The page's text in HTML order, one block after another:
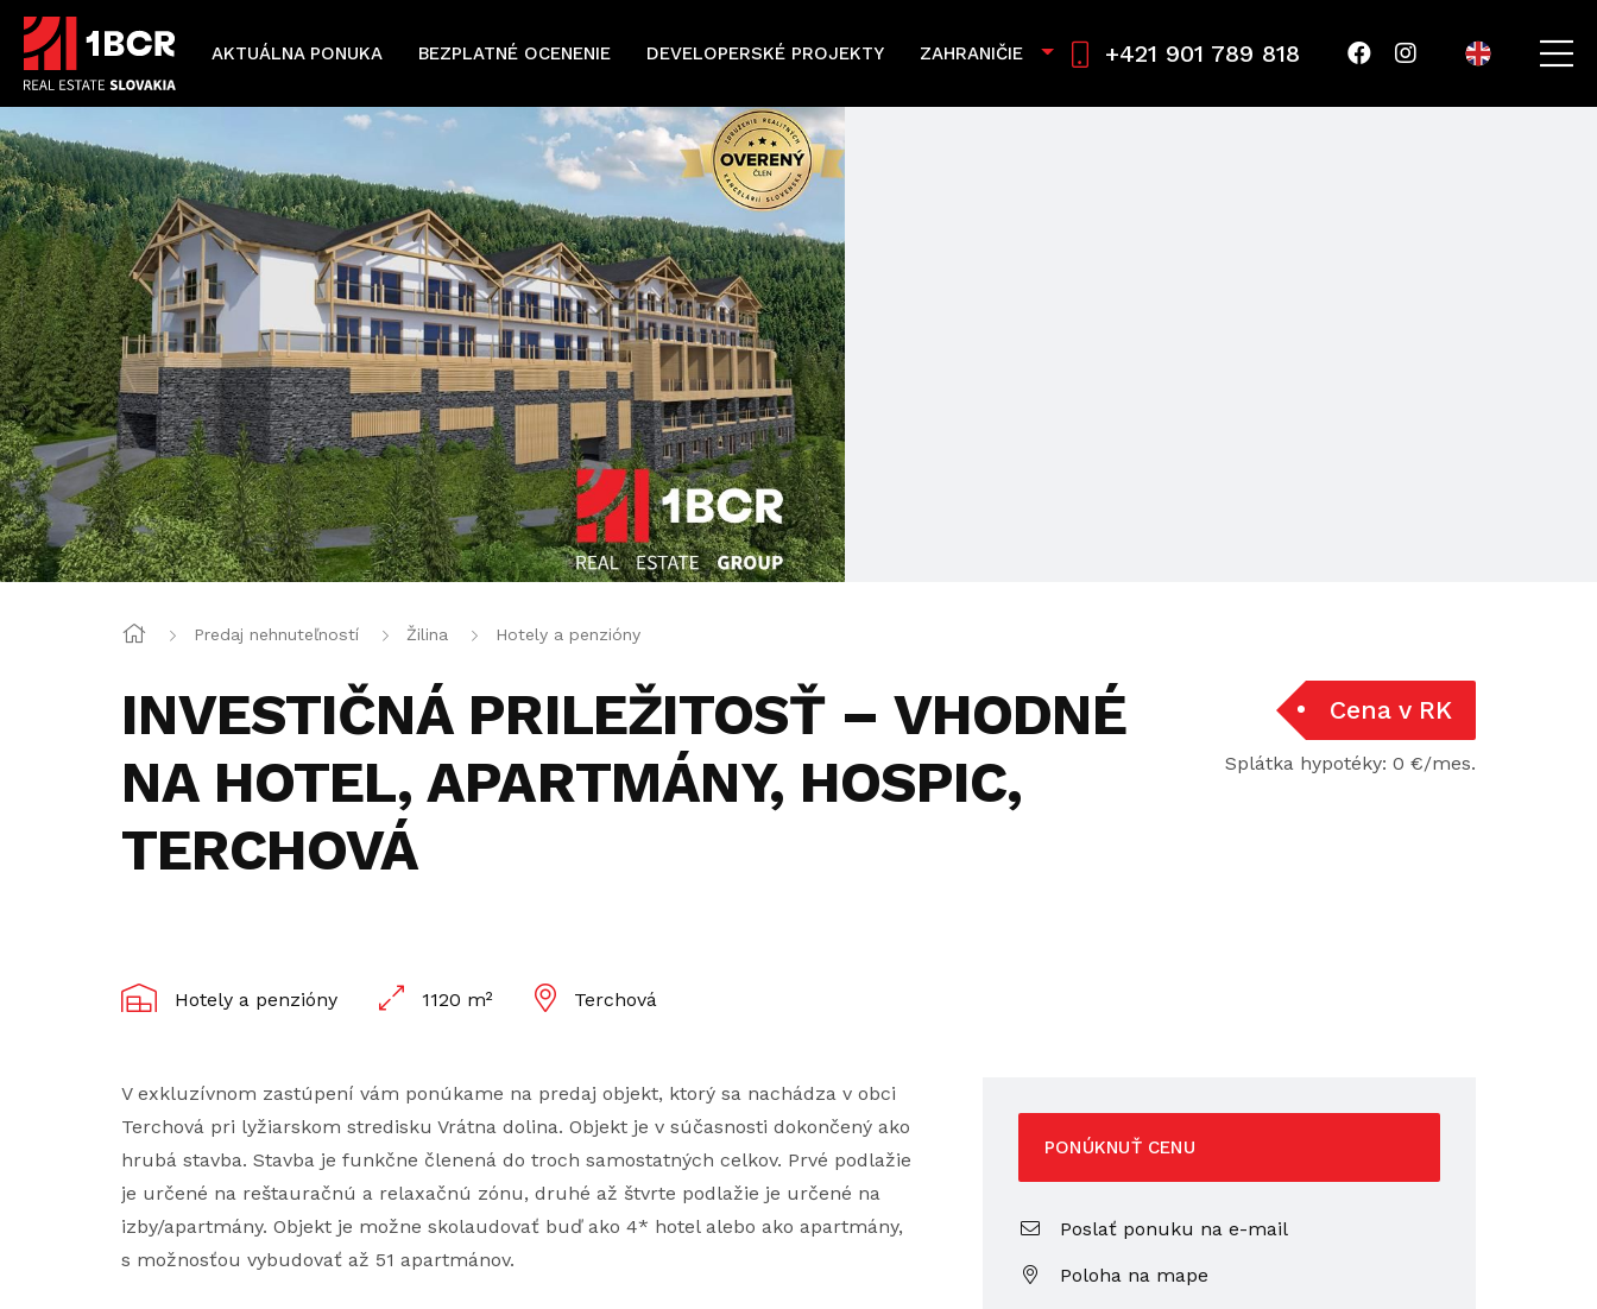
AKTUÁLNA PONUKA BEZPLATNÉ OCENENIE DEVELOPERSKÉ PROJEKTY ZAHRANIČIE +421 901 789 818
Predaj nehnuteľností Žilina Hotely a penzióny
INVESTIČNÁ PRILEŽITOSŤ – VHODNÉ
NA HOTEL, APARTMÁNY, HOSPIC,
TERCHOVÁ
Cena v RK
Splátka hypotéky: 0 €/mes.
Hotely a penzióny 1120 m² Terchová
V exkluzívnom zastúpení vám ponúkame na predaj objekt, ktorý sa nachádza v obci
Terchová pri lyžiarskom stredisku Vrátna dolina. Objekt je v súčasnosti dokončený ako
hrubá stavba. Stavba je funkčne členená do troch samostatných celkov. Prvé podlažie
je určené na reštauračnú a relaxačnú zónu, druhé až štvrte podlažie je určené na
izby/apartmány. Objekt je možne skolaudovať buď ako 4* hotel alebo ako apartmány,
s možnosťou vybudovať až 51 apartmánov.
PONÚKNUŤ CENU
Poslať ponuku na e-mail
Poloha na mape